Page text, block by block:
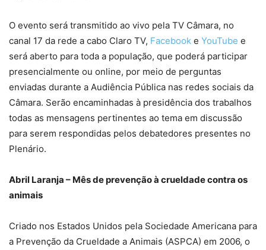
O evento será transmitido ao vivo pela TV Câmara, no
canal 17 da rede a cabo Claro TV, Facebook e YouTube e
será aberto para toda a população, que poderá participar
presencialmente ou online, por meio de perguntas
enviadas durante a Audiência Pública nas redes sociais da
Câmara. Serão encaminhadas à presidência dos trabalhos
todas as mensagens pertinentes ao tema em discussão
para serem respondidas pelos debatedores presentes no
Plenário.
Abril Laranja – Mês de prevenção à crueldade contra os
animais
Criado nos Estados Unidos pela Sociedade Americana para
a Prevenção da Crueldade a Animais (ASPCA) em 2006, o